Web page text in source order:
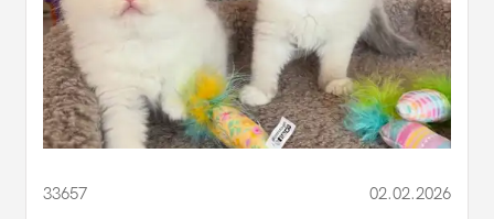
33657 02.02.2026